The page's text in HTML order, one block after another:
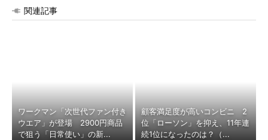
関連記事
ワークマン「次世代ファン付き
ウエア」が登場 2900円商品
で狙う「日常使い」の新...
顧客満足度が高いコンビニ 2
位「ローソン」を抑え、11年連
続1位になったのは？（...